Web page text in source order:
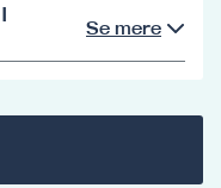
Se mere